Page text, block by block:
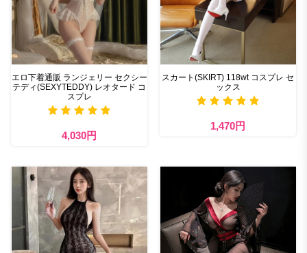
エロ下着通販 ランジェリー セクシー
テディ(SEXYTEDDY) レオタード コ
スプレ
4,030円
スカート(SKIRT) 118wt コスプレ セ
ックス
1,470円